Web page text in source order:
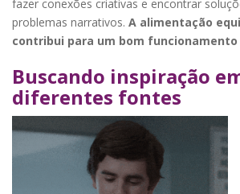
fazer conexões criativas e encontrar
problemas narrativos. A alimentação
contribui para um bom
Buscando inspiração
diferentes fontes